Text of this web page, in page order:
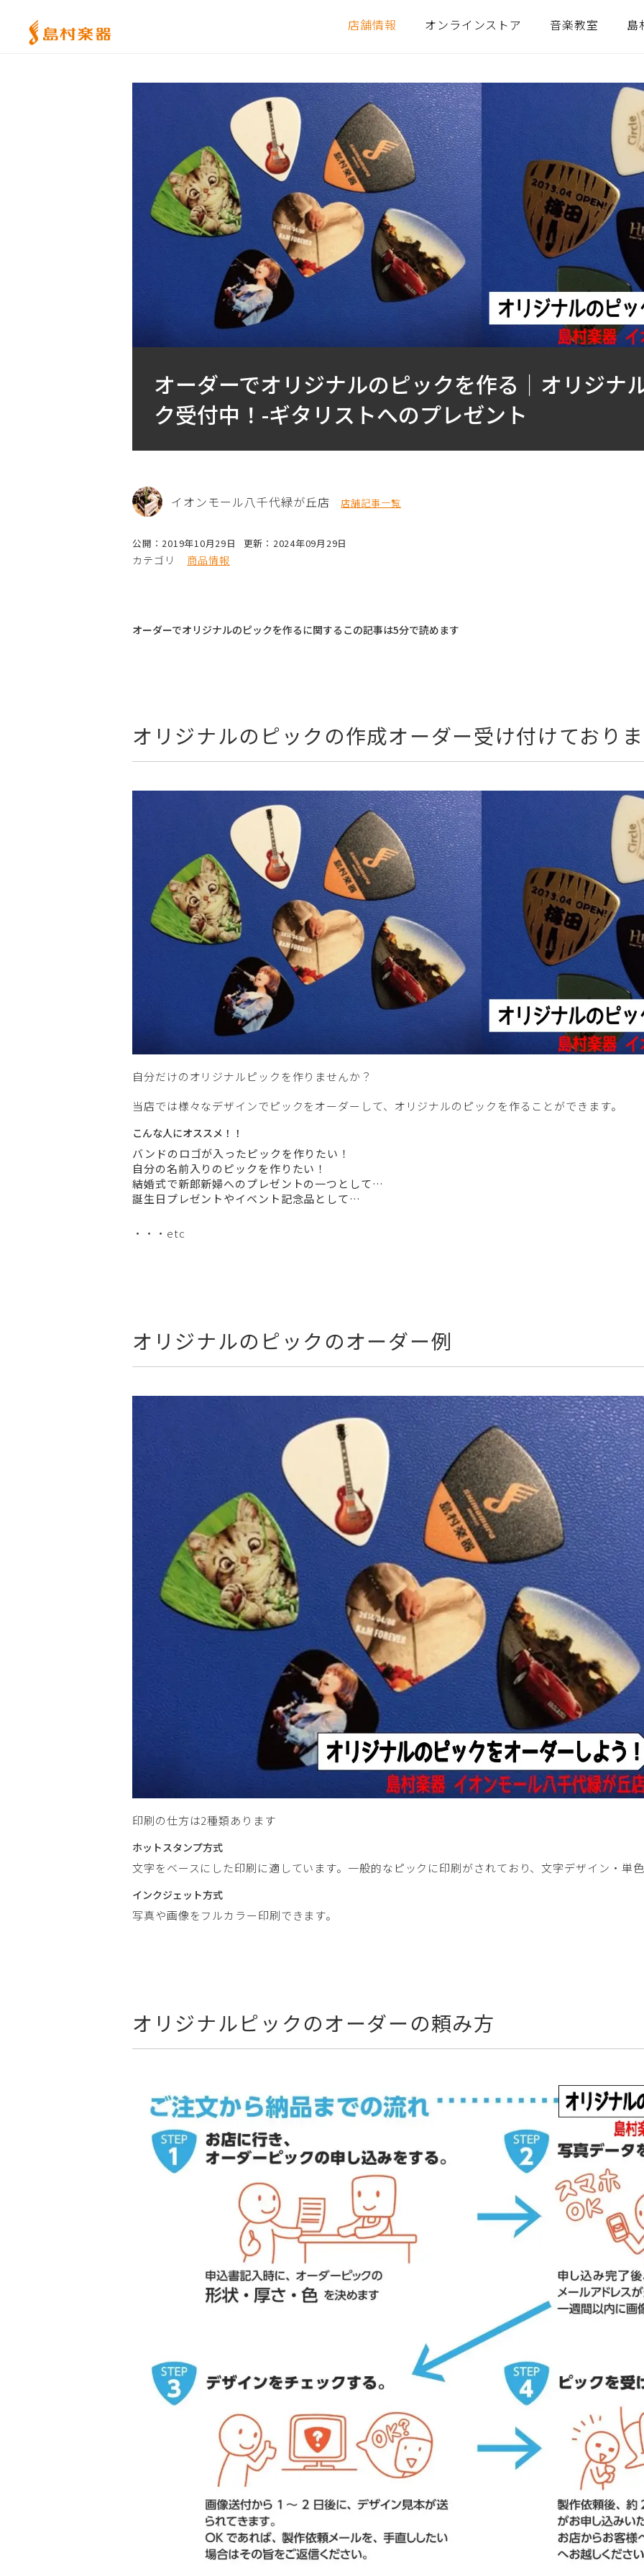
店舗情報 オンラインストア 音楽教室 島
オーダーでオリジナルのピックを作る｜オリジナ
ク受付中！-ギタリストへのプレゼント
イオンモール八千代緑が丘店 店舗記事一覧
公開：2019年10月29日 更新：2024年09月29日
カテゴリ 商品情報
オーダーでオリジナルのピックを作るに関するこの記事は5分で読めます
オリジナルのピックの作成オーダー受け付けており
自分だけのオリジナルピックを作りませんか？
当店では様々なデザインでピックをオーダーして、オリジナルのピックを作ることができます。
こんな人にオススメ！！
バンドのロゴが入ったピックを作りたい！
自分の名前入りのピックを作りたい！
結婚式で新郎新婦へのプレゼントの一つとして…
誕生日プレゼントやイベント記念品として…
・・・etc
オリジナルのピックのオーダー例
印刷の仕方は2種類あります
ホットスタンプ方式
文字をベースにした印刷に適しています。一般的なピックに印刷がされており、文字デザイン・単
インクジェット方式
写真や画像をフルカラー印刷できます。
オリジナルピックのオーダーの頼み方